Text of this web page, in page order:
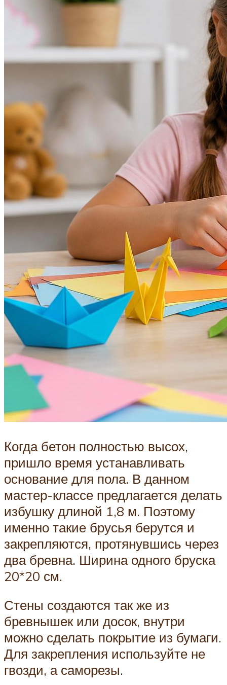
Когда бетон полностью высох,
пришло время устанавливать
основание для пола. В данном
мастер-классе предлагается делать
избушку длиной 1,8 м. Поэтому
именно такие брусья берутся и
закрепляются, протянувшись через
два бревна. Ширина одного бруска
20*20 см.
Стены создаются так же из
бревнышек или досок, внутри
можно сделать покрытие из бумаги.
Для закрепления используйте не
гвозди, а саморезы.